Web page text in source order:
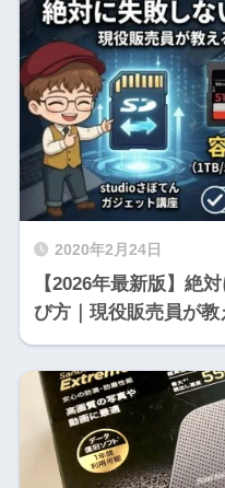
2020年2月24日
【2026年最新版】絶
び方｜現役販売員が